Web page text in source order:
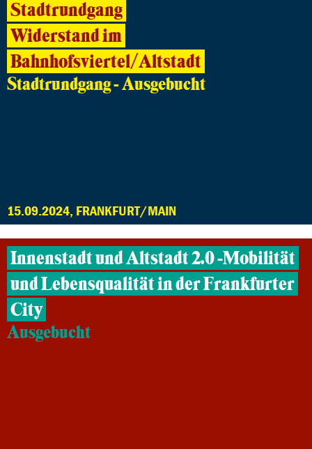
Stadtrundgang
Widerstand im
Bahnhofsviertel/Altstadt
Stadtrundgang - Ausgebucht
15.09.2024, FRANKFURT/MAIN
Innenstadt und Altstadt 2.0 -Mobilität
und Lebensqualität in der Frankfurter
City
Ausgebucht